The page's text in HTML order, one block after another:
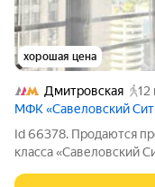
хорошая цена
Дмитровская
12
МФК «Савеловский
Id 66378. Продаются
класса «Савеловский